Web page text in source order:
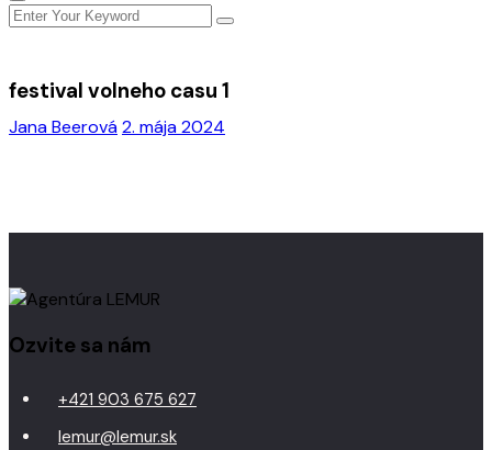
Jana Beerová2. mája 2024
festival volneho casu 1
Ozvite sa nám
+421 903 675 627
lemur@lemur.sk